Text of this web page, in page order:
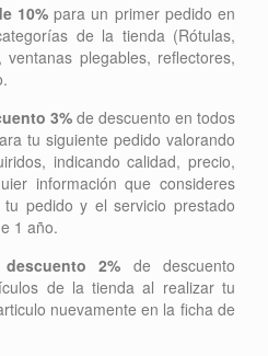
10% para un primer pedido en
de la tienda (Rótulas,
plegables, reflectores,
3%de descuento en todos
tu siguiente pedido valorando
indicando calidad, precio,
información que consideres
pedido y el servicio prestado
1 año.
descuento 2% de descuento
de la tienda al realizar tu
nuevamente en la ficha de